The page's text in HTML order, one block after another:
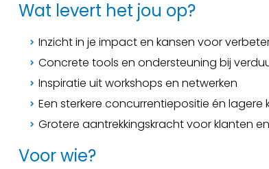
Wat levert het jou op?
Inzicht in je impact en kansen voor
Concrete tools en ondersteuning bij
Inspiratie uit workshops en netwerken
Een sterkere concurrentiepositie én lagere
Grotere aantrekkingskracht voor klanten
Voor wie?